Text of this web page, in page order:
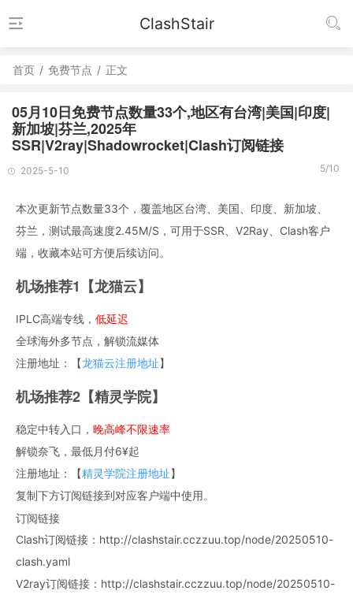
ClashStair
首页 / 免费节点 / 正文
05月10日免费节点数量33个,地区有台湾|美国|印度|
新加坡|芬兰,2025年
SSR|V2ray|Shadowrocket|Clash订阅链接
2025-5-10 5/10
本次更新节点数量33个，覆盖地区台湾、美国、印度、新加坡、
芬兰，测试最高速度2.45M/S，可用于SSR、V2Ray、Clash客户
端，收藏本站可方便后续访问。
机场推荐1【龙猫云】
IPLC高端专线， 低延迟
全球海外多节点，解锁流媒体
注册地址：【龙猫云注册地址】
机场推荐2【精灵学院】
稳定中转入口， 晚高峰不限速率
解锁奈飞，最低月付6¥起
注册地址：【精灵学院注册地址】
复制下方订阅链接到对应客户端中使用。
订阅链接
Clash订阅链接：http://clashstair.cczzuu.top/node/20250510-
clash.yaml
V2ray订阅链接：http://clashstair.cczzuu.top/node/20250510-